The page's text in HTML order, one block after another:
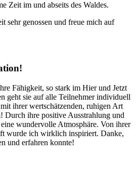
Zeit im und abseits des Waldes.
sehr genossen und freue mich auf
Fähigkeit, so stark im Hier und Jetzt
geht sie auf alle Teilnehmer individuell
ihrer wertschätzenden, ruhigen Art
Durch ihre positive Ausstrahlung und
wundervolle Atmosphäre. Von ihrer
wurde ich wirklich inspiriert. Danke,
und erfahren konnte!